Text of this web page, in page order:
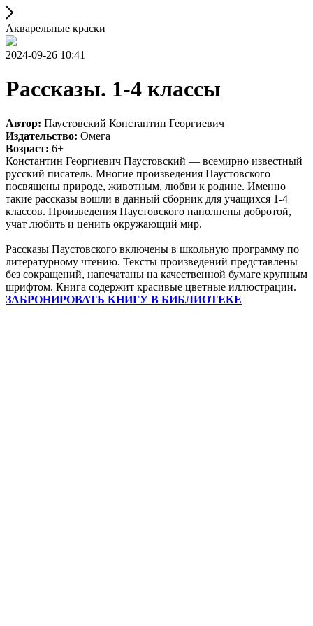
Акварельные краски
2024-09-26 10:41
Рассказы. 1-4 классы
Автор: Паустовский Константин Георгиевич
Издательство: Омега
Возраст: 6+
Константин Георгиевич Паустовский — всемирно известный
русский писатель. Многие произведения Паустовского
посвящены природе, животным, любви к родине. Именно
такие рассказы вошли в данный сборник для учащихся 1-4
классов. Произведения Паустовского наполнены добротой,
учат любить и ценить окружающий мир.
Рассказы Паустовского включены в школьную программу по
литературному чтению. Тексты произведений представлены
без сокращений, напечатаны на качественной бумаге крупным
шрифтом. Книга содержит красивые цветные иллюстрации.
ЗАБРОНИРОВАТЬ КНИГУ В БИБЛИОТЕКЕ